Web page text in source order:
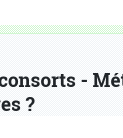
-
?